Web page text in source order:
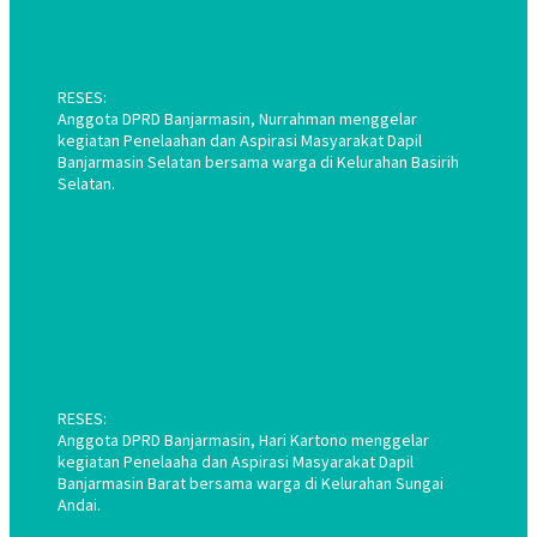
RESES:
Anggota DPRD Banjarmasin, Nurrahman menggelar
kegiatan Penelaahan dan Aspirasi Masyarakat Dapil
Banjarmasin Selatan bersama warga di Kelurahan Basirih
Selatan.
RESES:
Anggota DPRD Banjarmasin, Hari Kartono menggelar
kegiatan Penelaaha dan Aspirasi Masyarakat Dapil
Banjarmasin Barat bersama warga di Kelurahan Sungai
Andai.